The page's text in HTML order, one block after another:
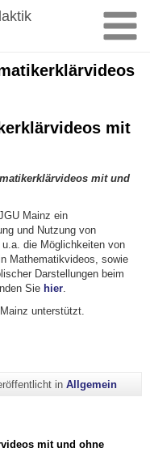
mit
mit und
Mainz ein
und Nutzung von
die Möglichkeiten von
Mathematikvideos, sowie
Darstellungen beim
Sie hier
unterstützt.
in Allgemein
mit und ohne